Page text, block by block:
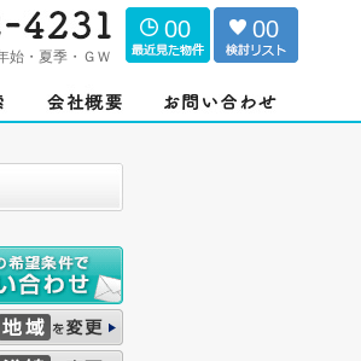
始・夏季・ＧＷ
00 00